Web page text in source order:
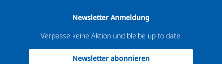
Newsletter Anmeldung
Verpasse keine Aktion und bleibe up to date.
Newsletter abonnieren